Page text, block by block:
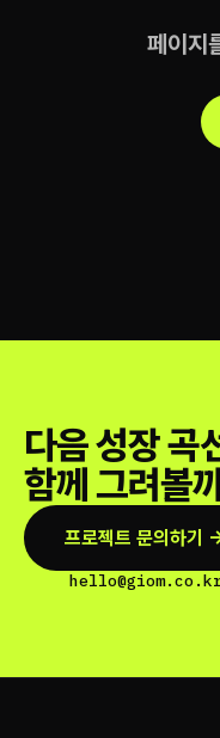
페이지
다음 성장 곡
함께 그려볼
프로젝트 문의하기